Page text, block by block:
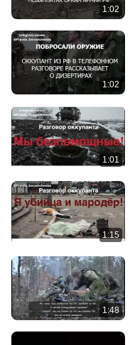
1:02
1:02
1:01
1:15
1:48